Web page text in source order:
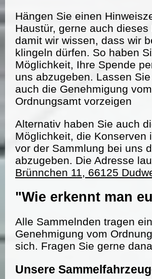
Hängen Sie einen
Haustür, gerne auch dieses
damit wir wissen, dass wir
klingeln dürfen. So haben
Möglichkeit, Ihre Spende
uns abzugeben. Lassen
auch die Genehmigung vom
Ordnungsamt vorzeigen
Alternativ haben Sie auch
Möglichkeit, die Konserven
vor der Sammlung bei uns
abzugeben. Die Adresse
Brünnchen 11, 66125
"Wie erkennt man
Alle Sammelnden tragen
Genehmigung vom
sich. Fragen Sie gerne
Unsere